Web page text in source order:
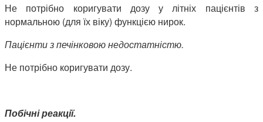
Не потрібно коригувати дозу у літніх пацієнтів з
нормальною (для їх віку) функцією нирок.
Пацієнти з печінковою недостатністю.
Не потрібно коригувати дозу.
Побічні реакції.